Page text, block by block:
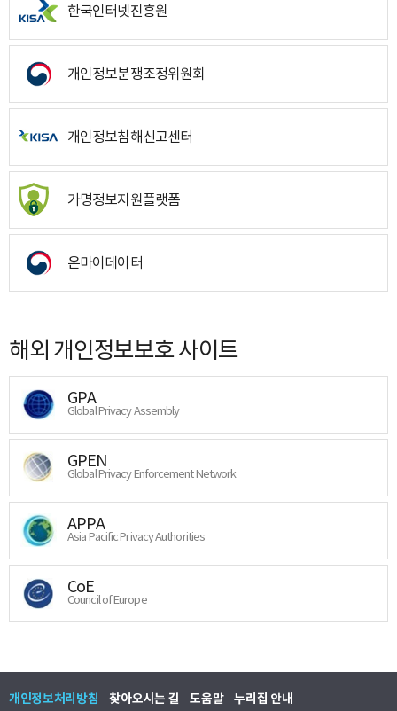
한국인터넷진흥원
개인정보분쟁조정위원회
개인정보침해신고센터
가명정보지원플랫폼
온마이데이터
해외 개인정보보호 사이트
GPA
Global Privacy Assembly
GPEN
Global Privacy Enforcement Network
APPA
Asia Pacific Privacy Authorities
CoE
Council of Europe
개인정보처리방침 찾아오시는 길 도움말 누리집 안내